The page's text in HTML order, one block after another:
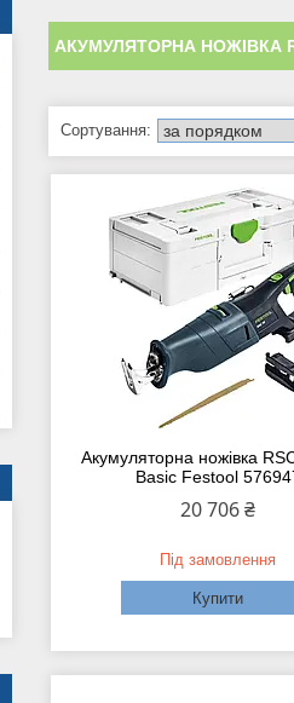
АКУМУЛЯТОРНА НОЖІВКА
Акумуляторна ножівка
Basic Festool
20 706 ₴
Під замовлення
Купити